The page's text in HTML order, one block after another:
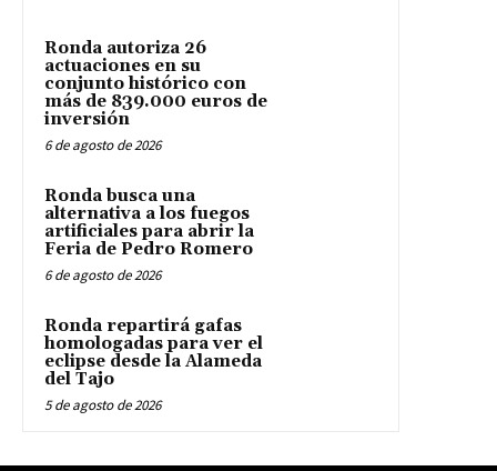
Ronda autoriza 26
actuaciones en su
conjunto histórico con
más de 839.000 euros de
inversión
6 de agosto de 2026
Ronda busca una
alternativa a los fuegos
artificiales para abrir la
Feria de Pedro Romero
6 de agosto de 2026
Ronda repartirá gafas
homologadas para ver el
eclipse desde la Alameda
del Tajo
5 de agosto de 2026